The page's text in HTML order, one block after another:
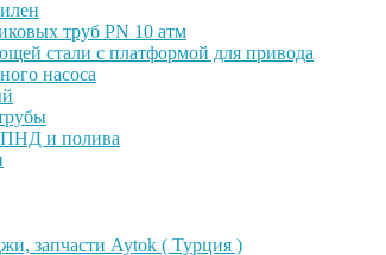
труб PN 10 атм
стали с платформой для привода
насоса
ПНД и полива
запчасти Aytok ( Турция )